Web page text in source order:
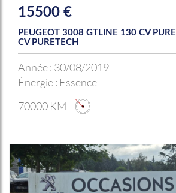
15500 €
PEUGEOT 3008 GTLINE 130 CV
CV PURETECH
Année : 30/08/2019
Énergie : Essence
70000 KM